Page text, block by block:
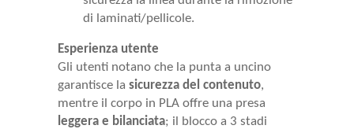
di laminati/pellicole.
Esperienza utente
Gli utenti notano che la punta a uncino
garantisce la sicurezza del contenuto,
mentre il corpo in PLA offre una presa
leggera e bilanciata; il blocco a 3 stadi